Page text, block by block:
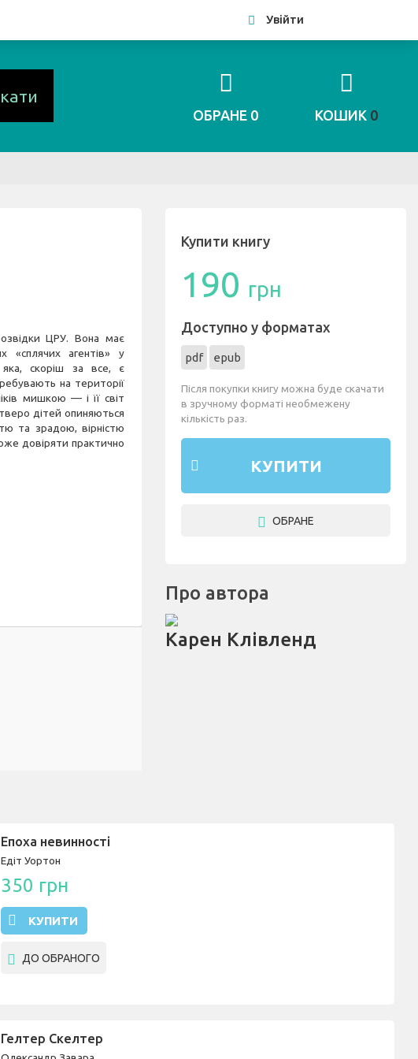
Увійти
ОБРАНЕ 0 КОШИК 0
ЦРУ. Вона має
«сплячих агентів» у
скоріш за все, є
на території
мишкою — і її світ
дітей опиняються
та зрадою, вірністю
довіряти практично
Купити книгу
190 грн
Доступно у форматах
pdf epub
Після покупки книгу можна буде скачати
в зручному форматі необмежену
кількість раз.
КУПИТИ
ОБРАНЕ
Про автора
Карен Клівленд
Епоха невинності
Едіт Уортон
350 грн
КУПИТИ
ДО ОБРАНОГО
Гелтер Скелтер